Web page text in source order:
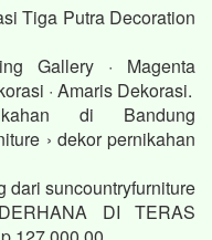
Tiga Putra Decoration
Gallery · Magenta
· Amaris Dekorasi.
di Bandung
› dekor pernikahan
dari suncountryfurniture
DI TERAS